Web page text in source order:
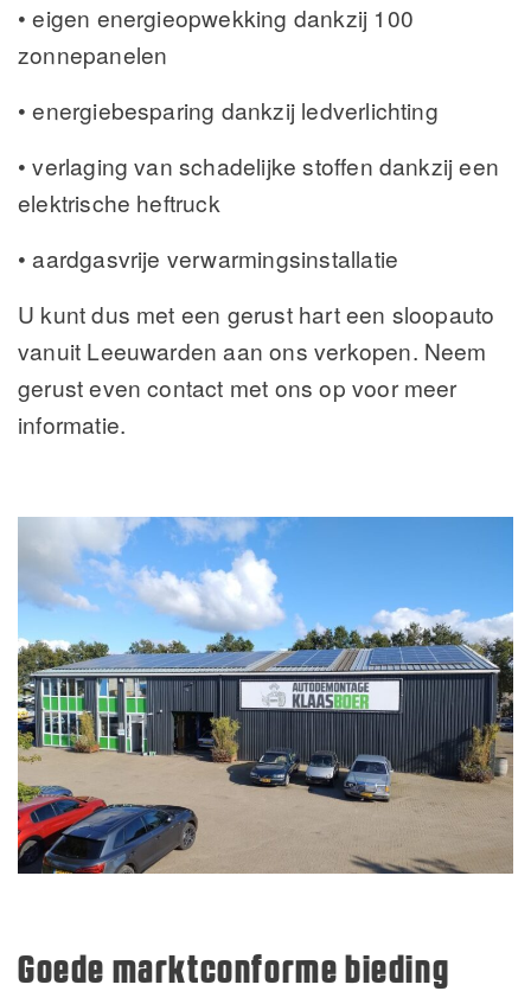
• eigen energieopwekking dankzij 100
zonnepanelen
• energiebesparing dankzij ledverlichting
• verlaging van schadelijke stoffen dankzij een
elektrische heftruck
• aardgasvrije verwarmingsinstallatie
U kunt dus met een gerust hart een sloopauto
vanuit Leeuwarden aan ons verkopen. Neem
gerust even contact met ons op voor meer
informatie.
Goede marktconforme bieding